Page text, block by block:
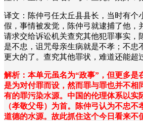
译文：陈仲弓任太丘县县长，当时有个
假，事情被发觉，陈仲弓就逮捕了他，
请求交给诉讼机关查究其他犯罪事实，
是不忠，诅咒母亲生病就是不孝；不忠
更大的了。查究其他罪状，难道还能超
解析：本单元虽名为“政事”，但更多是
是为对付罪而设，然而罪与罪也并不相
有的罪污染水源。中国的伦理体系以实
（孝敬父母）为首。陈仲弓认为不忠不
道德的水源。故此抓住这个今日看来不